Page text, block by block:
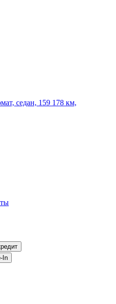
седан, 159 178 км,
In